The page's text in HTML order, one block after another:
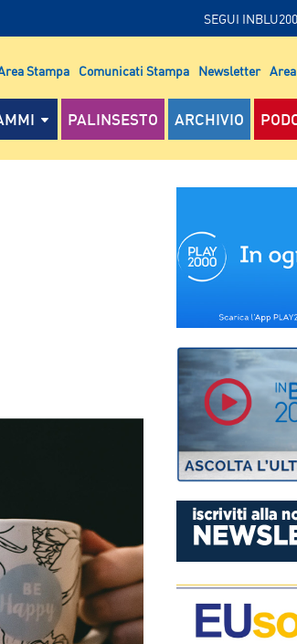
SEGUI
Stampa Comunicati Stampa Newsletter
PALINSESTO ARCHIVIO